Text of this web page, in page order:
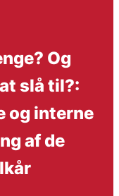
Og
slå til?:
og interne
af de